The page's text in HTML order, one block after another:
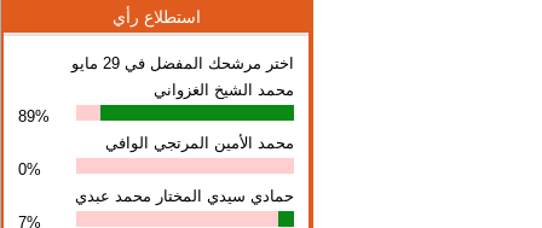
استطلاع رأي
اختر مرشحك المفضل في 29 مايو
محمد الشيخ الغزواني
89%
محمد الأمين المرتجي الوافي
0%
حمادي سيدي المختار محمد عبدي
7%